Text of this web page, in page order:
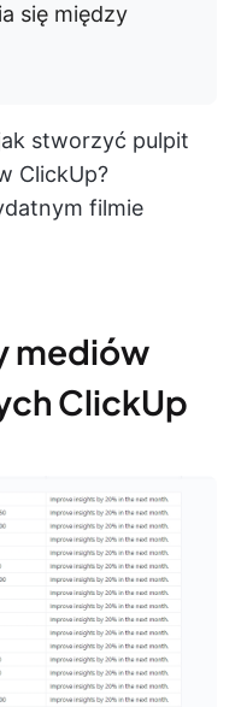
się między
stworzyć pulpit
ClickUp?
filmie
mediów
ClickUp